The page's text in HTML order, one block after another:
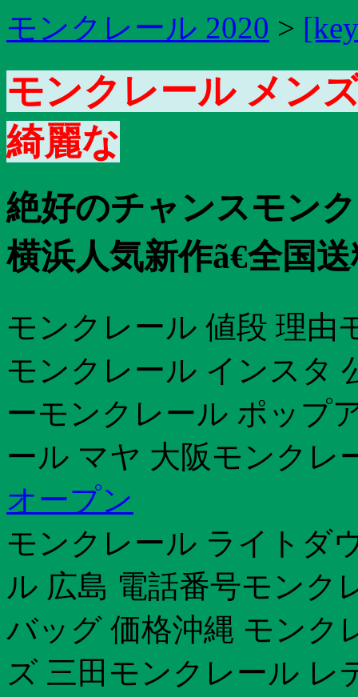
モンクレール 2020 >
モンクレール メン
綺麗な
絶好のチャンスモン
横浜人気新作ã€全国
モンクレール 値段 理由
モンクレール インスタ
ーモンクレール ポップ
ール マヤ 大阪モンクレ
オープン
モンクレール ライトダ
ル 広島 電話番号モンク
バッグ 価格沖縄 モンク
ズ 三田モンクレール レ